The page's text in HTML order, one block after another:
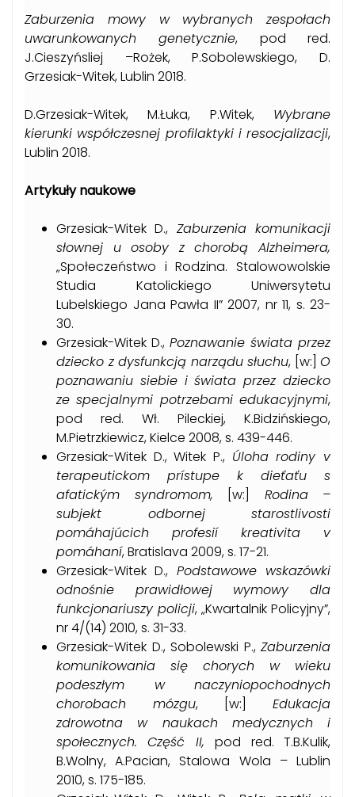
Zaburzenia mowy w wybranych zespołach
uwarunkowanych genetycznie, pod red.
J.Cieszyńsliej –Rożek, P.Sobolewskiego, D.
Grzesiak-Witek, Lublin 2018.
D.Grzesiak-Witek, M.Łuka, P.Witek, Wybrane
kierunki współczesnej profilaktyki i resocjalizacji,
Lublin 2018.
Artykuły naukowe
Grzesiak-Witek D., Zaburzenia komunikacji
słownej u osoby z chorobą Alzheimera,
„Społeczeństwo i Rodzina. Stalowowolskie
Studia Katolickiego Uniwersytetu
Lubelskiego Jana Pawła II” 2007, nr 11, s. 23-
30.
Grzesiak-Witek D., Poznawanie świata przez
dziecko z dysfunkcją narządu słuchu, [w:] O
poznawaniu siebie i świata przez dziecko
ze specjalnymi potrzebami edukacyjnymi,
pod red. Wł. Pileckiej, K.Bidzińskiego,
M.Pietrzkiewicz, Kielce 2008, s. 439-446.
Grzesiak-Witek D., Witek P., Úloha rodiny v
terapeutickom prístupe k dieťaťu s
afatickým syndromom,
[w:]
Rodina –
subjekt odbornej starostlivosti
pomáhajúcich profesií kreativita v
pomáhaní, Bratislava 2009, s. 17-21.
Grzesiak-Witek D., Podstawowe wskazówki
odnośnie prawidłowej wymowy dla
funkcjonariuszy policji, „Kwartalnik Policyjny”,
nr 4/(14) 2010, s. 31-33.
Grzesiak-Witek D., Sobolewski P., Zaburzenia
komunikowania się chorych w wieku
podeszłym w naczyniopochodnych
chorobach mózgu, [w:] Edukacja
zdrowotna w naukach medycznych i
społecznych. Część II,pod red. T.B.Kulik,
B.Wolny, A.Pacian, Stalowa Wola – Lublin
2010, s. 175-185.